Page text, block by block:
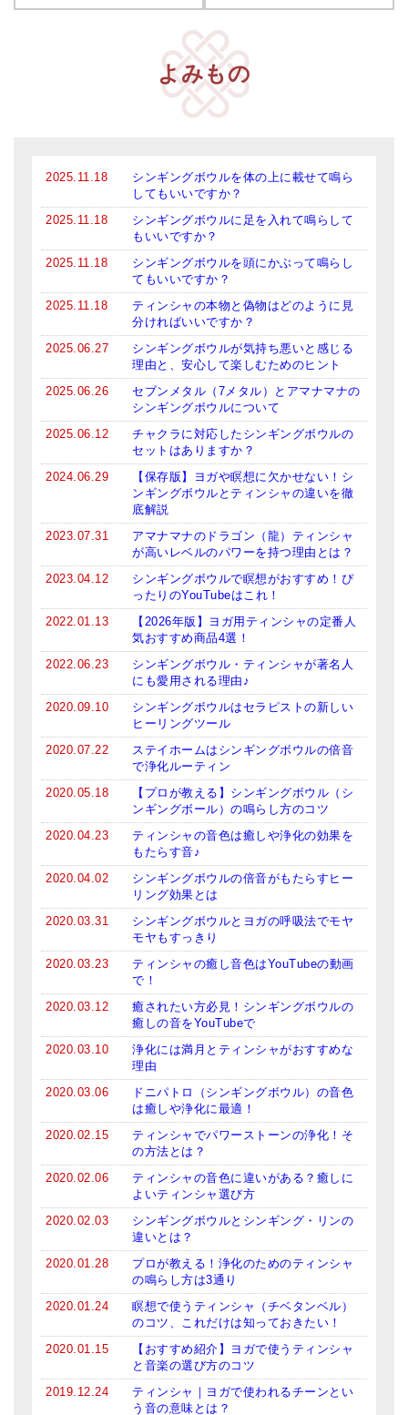
よみもの
2025.11.18
シンギングボウルを体の上に載せて鳴ら
してもいいですか？
2025.11.18
シンギングボウルに足を入れて鳴らして
もいいですか？
2025.11.18
シンギングボウルを頭にかぶって鳴らし
てもいいですか？
2025.11.18
ティンシャの本物と偽物はどのように見
分ければいいですか？
2025.06.27
シンギングボウルが気持ち悪いと感じる
理由と、安心して楽しむためのヒント
2025.06.26
セブンメタル（7メタル）とアマナマナの
シンギングボウルについて
2025.06.12
チャクラに対応したシンギングボウルの
セットはありますか？
2024.06.29
【保存版】ヨガや瞑想に欠かせない！シ
ンギングボウルとティンシャの違いを徹
底解説
2023.07.31
アマナマナのドラゴン（龍）ティンシャ
が高いレベルのパワーを持つ理由とは？
2023.04.12
シンギングボウルで瞑想がおすすめ！ぴ
ったりのYouTubeはこれ！
2022.01.13
【2026年版】ヨガ用ティンシャの定番人
気おすすめ商品4選！
2022.06.23
シンギングボウル・ティンシャが著名人
にも愛用される理由♪
2020.09.10
シンギングボウルはセラピストの新しい
ヒーリングツール
2020.07.22
ステイホームはシンギングボウルの倍音
で浄化ルーティン
2020.05.18
【プロが教える】シンギングボウル（シ
ンギングボール）の鳴らし方のコツ
2020.04.23
ティンシャの音色は癒しや浄化の効果を
もたらす音♪
2020.04.02
シンギングボウルの倍音がもたらすヒー
リング効果とは
2020.03.31
シンギングボウルとヨガの呼吸法でモヤ
モヤもすっきり
2020.03.23
ティンシャの癒し音色はYouTubeの動画
で！
2020.03.12
癒されたい方必見！シンギングボウルの
癒しの音をYouTubeで
2020.03.10
浄化には満月とティンシャがおすすめな
理由
2020.03.06
ドニパトロ（シンギングボウル）の音色
は癒しや浄化に最適！
2020.02.15
ティンシャでパワーストーンの浄化！そ
の方法とは？
2020.02.06
ティンシャの音色に違いがある？癒しに
よいティンシャ選び方
2020.02.03
シンギングボウルとシンギング・リンの
違いとは？
2020.01.28
プロが教える！浄化のためのティンシャ
の鳴らし方は3通り
2020.01.24
瞑想で使うティンシャ（チベタンベル）
のコツ、これだけは知っておきたい！
2020.01.15
【おすすめ紹介】ヨガで使うティンシャ
と音楽の選び方のコツ
2019.12.24
ティンシャ｜ヨガで使われるチーンとい
う音の意味とは？